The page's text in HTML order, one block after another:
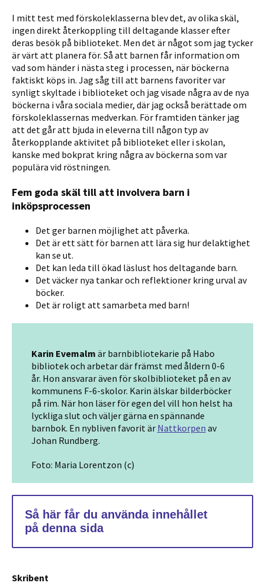
Skribent
I mitt test med förskoleklasserna blev det, av olika skäl,
ingen direkt återkoppling till deltagande klasser efter
deras besök på biblioteket. Men det är något som jag tycker
är värt att planera för. Så att barnen får information om
vad som händer i nästa steg i processen, när böckerna
faktiskt köps in. Jag såg till att barnens favoriter var
synligt skyltade i biblioteket och jag visade några av de nya
böckerna i våra sociala medier, där jag också berättade om
förskoleklassernas medverkan. För framtiden tänker jag
att det går att bjuda in eleverna till någon typ av
återkopplande aktivitet på biblioteket eller i skolan,
kanske med bokprat kring några av böckerna som var
populära vid röstningen.
Fem goda skäl till att involvera barn i
inköpsprocessen
Det ger barnen möjlighet att påverka.
Det är ett sätt för barnen att lära sig hur delaktighet
kan se ut.
Det kan leda till ökad läslust hos deltagande barn.
Det väcker nya tankar och reflektioner kring urval av
böcker.
Det är roligt att samarbeta med barn!
Karin Evemalm är barnbibliotekarie på Habo
bibliotek och arbetar där främst med åldern 0-6
år. Hon ansvarar även för skolbiblioteket på en av
kommunens F-6-skolor. Karin älskar bilderböcker
på rim. När hon läser för egen del vill hon helst ha
lyckliga slut och väljer gärna en spännande
barnbok. En nybliven favorit är Nattkorpen av
Johan Rundberg.
Foto: Maria Lorentzon (c)
Så här får du använda innehållet
på denna sida